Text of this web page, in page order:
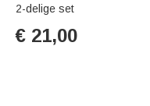
2-delige set
€ 21,00